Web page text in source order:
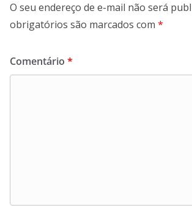
O seu endereço de e-mail não será
obrigatórios são marcados com *
Comentário *